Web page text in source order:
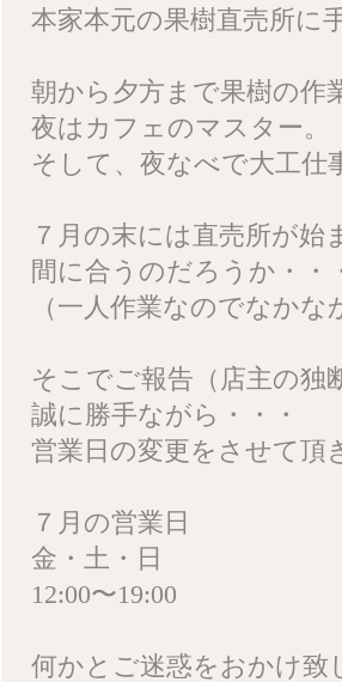
本家本元の果樹直売所に
朝から夕方まで果樹の作
夜はカフェのマスター。
そして、夜なべで大工仕
７月の末には直売所が始
間に合うのだろうか・・
（一人作業なのでなかな
そこでご報告（店主の独
誠に勝手ながら・・・
営業日の変更をさせて頂
７月の営業日
金・土・日
12:00〜19:00
何かとご迷惑をおかけ致